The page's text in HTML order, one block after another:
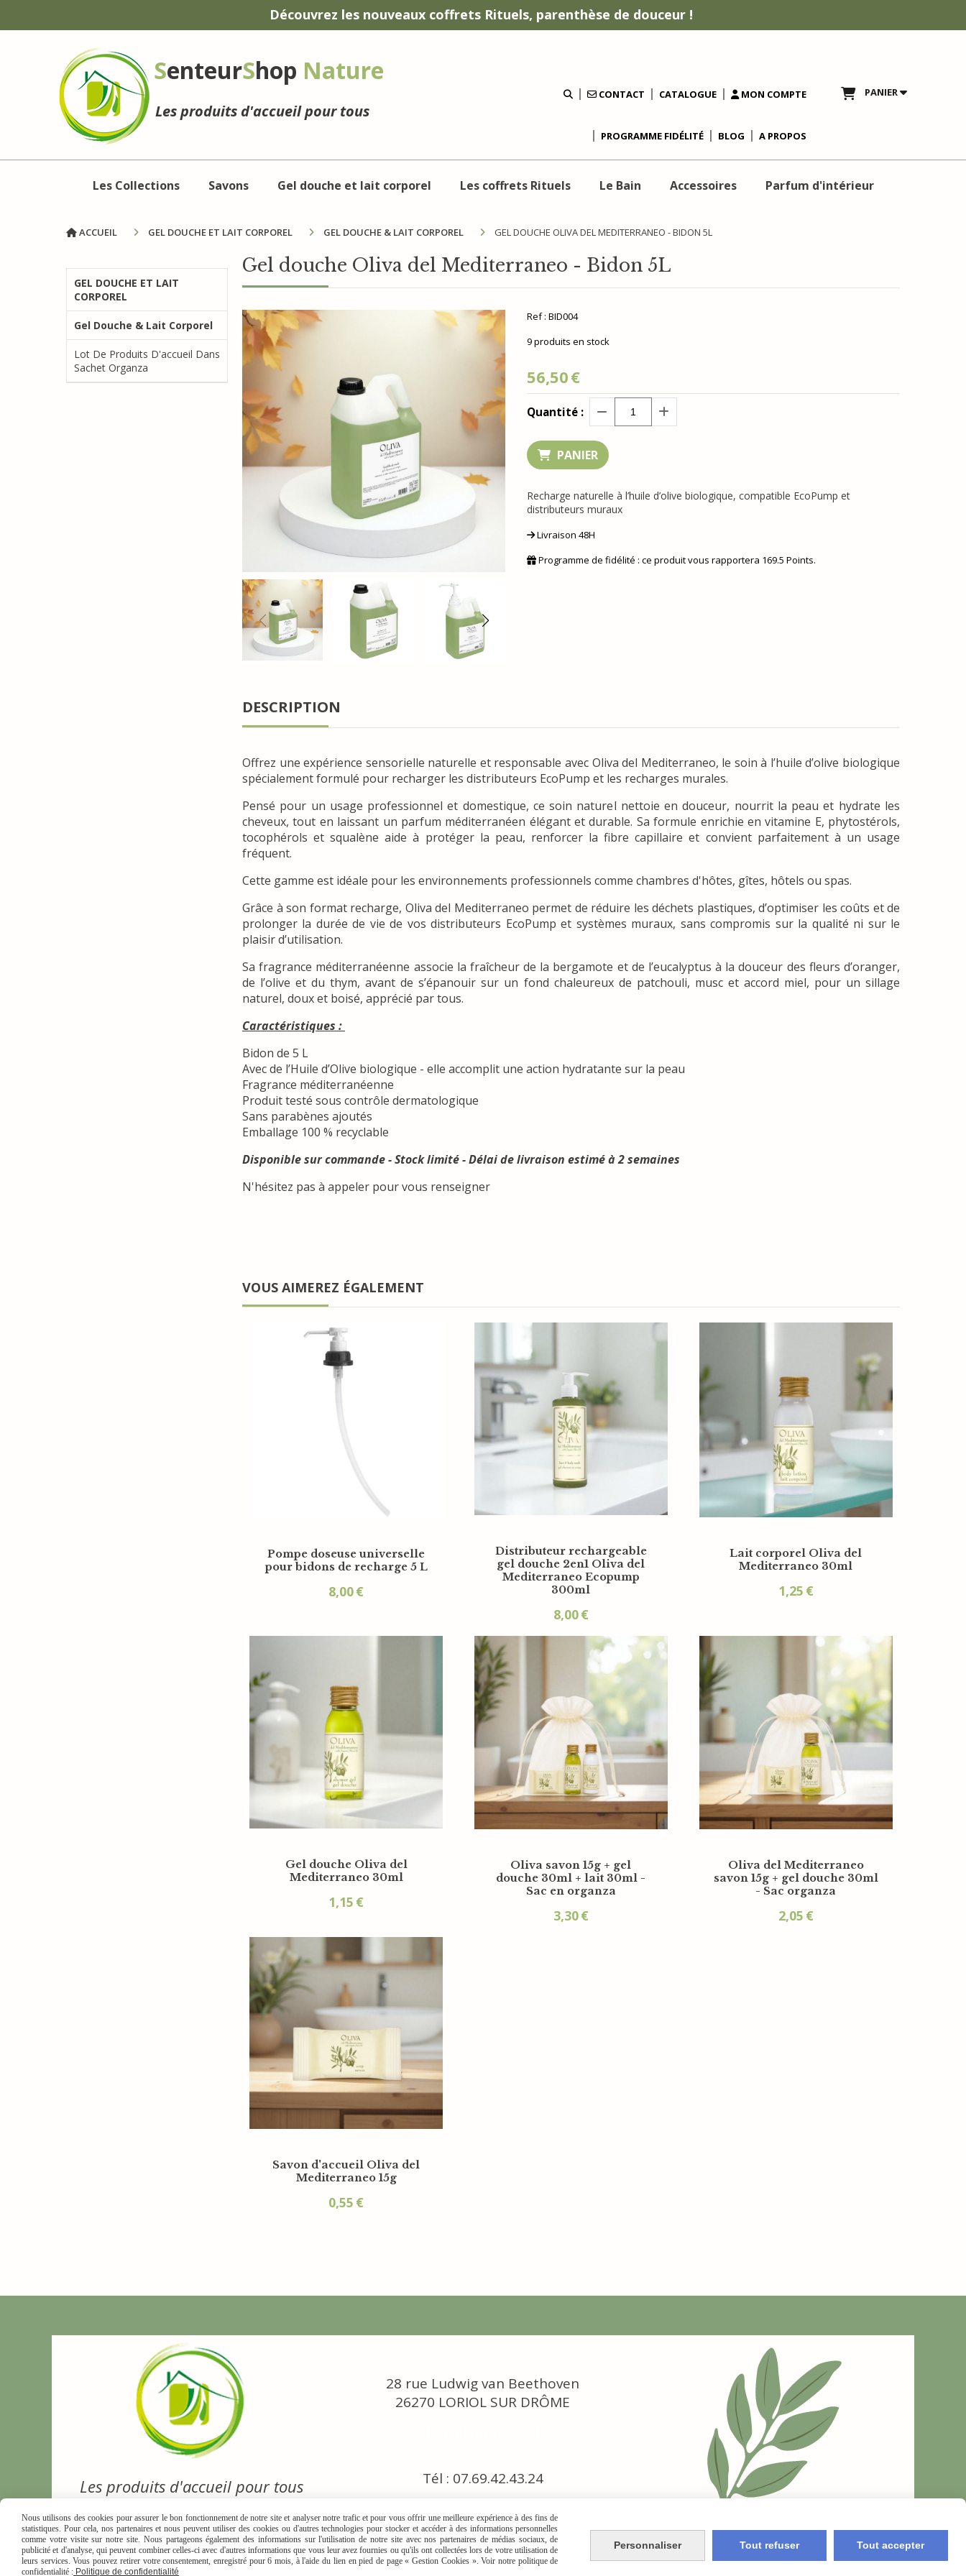
Découvrez les nouveaux coffrets Rituels, parenthèse de douceur !
SenteurShop Nature
Les produits d'accueil pour tous
CONTACT CATALOGUE MON COMPTE
PROGRAMME FIDÉLITÉ BLOG A PROPOS
PANIER
Les Collections Savons Gel douche et lait corporel Les coffrets Rituels Le Bain Accessoires Parfum d'intérieur
GEL DOUCHE ET LAIT
CORPOREL
Gel Douche & Lait Corporel
Lot De Produits D'accueil Dans
Sachet Organza
ACCUEIL GEL DOUCHE ET LAIT CORPOREL GEL DOUCHE & LAIT CORPOREL GEL DOUCHE OLIVA DEL MEDITERRANEO - BIDON 5L
Gel douche Oliva del Mediterraneo - Bidon 5L
Ref : BID004
56,50€
9produits en stock
Quantité :
PANIER
Recharge naturelle à l’huile d’olive biologique, compatible EcoPump et
distributeurs muraux
Livraison 48H
Programme de fidélité : ce produit vous rapportera 169.5 Points.
DESCRIPTION
Offrez une expérience sensorielle naturelle et responsable avec Oliva del Mediterraneo, le soin à l’huile d’olive biologique
spécialement formulé pour recharger les distributeurs EcoPump et les recharges murales.
Pensé pour un usage professionnel et domestique, ce soin naturel nettoie en douceur, nourrit la peau et hydrate les
cheveux, tout en laissant un parfum méditerranéen élégant et durable. Sa formule enrichie en vitamine E, phytostérols,
tocophérols et squalène aide à protéger la peau, renforcer la fibre capillaire et convient parfaitement à un usage
fréquent.
Cette gamme est idéale pour les environnements professionnels comme chambres d'hôtes, gîtes, hôtels ou spas.
Grâce à son format recharge, Oliva del Mediterraneo permet de réduire les déchets plastiques, d’optimiser les coûts et de
prolonger la durée de vie de vos distributeurs EcoPump et systèmes muraux, sans compromis sur la qualité ni sur le
plaisir d’utilisation.
Sa fragrance méditerranéenne associe la fraîcheur de la bergamote et de l’eucalyptus à la douceur des fleurs d’oranger,
de l’olive et du thym, avant de s’épanouir sur un fond chaleureux de patchouli, musc et accord miel, pour un sillage
naturel, doux et boisé, apprécié par tous.
Caractéristiques :
Bidon de 5 L
Avec de l’Huile d’Olive biologique - elle accomplit une action hydratante sur la peau
Fragrance méditerranéenne
Produit testé sous contrôle dermatologique
Sans parabènes ajoutés
Emballage 100 % recyclable
Disponible sur commande - Stock limité - Délai de livraison estimé à 2 semaines
N'hésitez pas à appeler pour vous renseigner
VOUS AIMEREZ ÉGALEMENT
Pompe doseuse universelle
pour bidons de recharge 5 L
8,00€
Distributeur rechargeable
gel douche 2en1 Oliva del
Mediterraneo Ecopump
300ml
8,00€
Lait corporel Oliva del
Mediterraneo 30ml
1,25 €
Gel douche Oliva del
Mediterraneo 30ml
1,15 €
Oliva savon 15g + gel
douche 30ml + lait 30ml -
Sac en organza
3,30€
Oliva del Mediterraneo
savon 15g + gel douche 30ml
- Sac organza
2,05 €
Savon d'accueil Oliva del
Mediterraneo 15g
0,55 €
Les produits d'accueil pour tous
28 rue Ludwig van Beethoven
26270 LORIOL SUR DRÔME
Tél : 07.69.42.43.24
Nous utilisons des cookies pour assurer le bon fonctionnement de notre site et analyser notre trafic et pour vous offrir une meilleure expérience à des fins de
statistiques. Pour cela, nos partenaires et nous peuvent utiliser des cookies ou d'autres technologies pour stocker et accéder à des informations personnelles
comme votre visite sur notre site. Nous partageons également des informations sur l'utilisation de notre site avec nos partenaires de médias sociaux, de
publicité et d'analyse, qui peuvent combiner celles-ci avec d'autres informations que vous leur avez fournies ou qu'ils ont collectées lors de votre utilisation de
leurs services. Vous pouvez retirer votre consentement, enregistré pour 6 mois, à l'aide du lien en pied de page « Gestion Cookies ». Voir notre politique de
confidentialité : Politique de confidentialité
Personnaliser Tout refuser Tout accepter